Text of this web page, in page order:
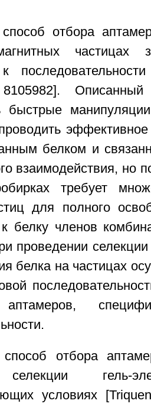
способ отбора
частицах
к
Описанный
быстрые
белком и
взаимодействия, но
требует
для полного
белку членов
проведении
белка на частицах
аптамеров,
способ отбора
селекции гель-
условиях